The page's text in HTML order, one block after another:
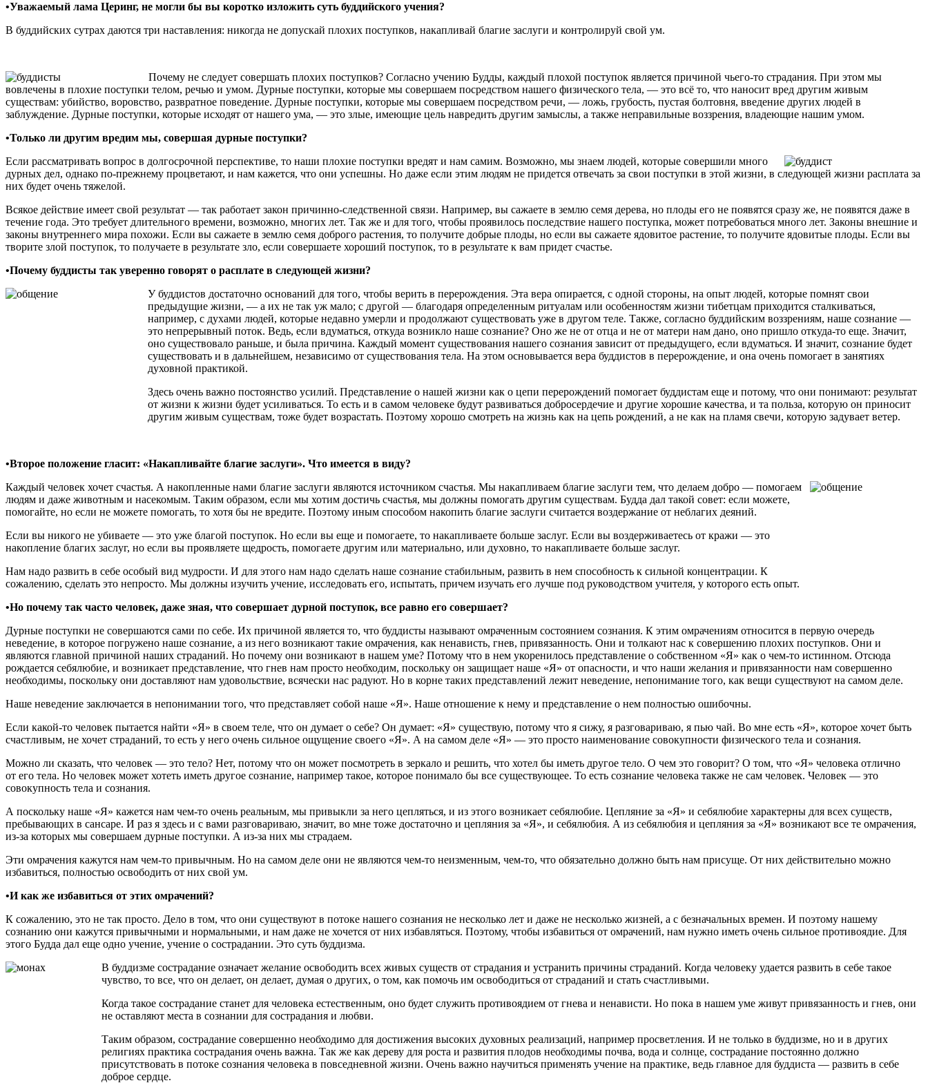
•Уважаемый лама Церинг, не могли бы вы коротко изложить суть буддийского учения?
В буддийских сутрах даются три наставления: никогда не допускай плохих поступков, накапливай благие заслуги и контролируй свой ум.
Почему не следует совершать плохих поступков? Согласно учению Будды, каждый плохой поступок является причиной чьего-то страдания. При этом мы
вовлечены в плохие поступки телом, речью и умом. Дурные поступки, которые мы совершаем посредством нашего физического тела, — это всё то, что наносит вред другим живым
существам: убийство, воровство, развратное поведение. Дурные поступки, которые мы совершаем посредством речи, — ложь, грубость, пустая болтовня, введение других людей в
заблуждение. Дурные поступки, которые исходят от нашего ума, — это злые, имеющие цель навредить другим замыслы, а также неправильные воззрения, владеющие нашим умом.
•Только ли другим вредим мы, совершая дурные поступки?
Если рассматривать вопрос в долгосрочной перспективе, то наши плохие поступки вредят и нам самим. Возможно, мы знаем людей, которые совершили много
дурных дел, однако по-прежнему процветают, и нам кажется, что они успешны. Но даже если этим людям не придется отвечать за свои поступки в этой жизни, в следующей жизни расплата за
них будет очень тяжелой.
Всякое действие имеет свой результат — так работает закон причинно-следственной связи. Например, вы сажаете в землю семя дерева, но плоды его не появятся сразу же, не появятся даже в
течение года. Это требует длительного времени, возможно, многих лет. Так же и для того, чтобы проявилось последствие нашего поступка, может потребоваться много лет. Законы внешние и
законы внутреннего мира похожи. Если вы сажаете в землю семя доброго растения, то получите добрые плоды, но если вы сажаете ядовитое растение, то получите ядовитые плоды. Если вы
творите злой поступок, то получаете в результате зло, если совершаете хороший поступок, то в результате к вам придет счастье.
•Почему буддисты так уверенно говорят о расплате в следующей жизни?
У буддистов достаточно оснований для того, чтобы верить в перерождения. Эта вера опирается, с одной стороны, на опыт людей, которые помнят свои
предыдущие жизни, — а их не так уж мало; с другой — благодаря определенным ритуалам или особенностям жизни тибетцам приходится сталкиваться,
например, с духами людей, которые недавно умерли и продолжают существовать уже в другом теле. Также, согласно буддийским воззрениям, наше сознание —
это непрерывный поток. Ведь, если вдуматься, откуда возникло наше сознание? Оно же не от отца и не от матери нам дано, оно пришло откуда-то еще. Значит,
оно существовало раньше, и была причина. Каждый момент существования нашего сознания зависит от предыдущего, если вдуматься. И значит, сознание будет
существовать и в дальнейшем, независимо от существования тела. На этом основывается вера буддистов в перерождение, и она очень помогает в занятиях
духовной практикой.
Здесь очень важно постоянство усилий. Представление о нашей жизни как о цепи перерождений помогает буддистам еще и потому, что они понимают: результат
от жизни к жизни будет усиливаться. То есть и в самом человеке будут развиваться добросердечие и другие хорошие качества, и та польза, которую он приносит
другим живым существам, тоже будет возрастать. Поэтому хорошо смотреть на жизнь как на цепь рождений, а не как на пламя свечи, которую задувает ветер.
•Второе положение гласит: «Накапливайте благие заслуги». Что имеется в виду?
Каждый человек хочет счастья. А накопленные нами благие заслуги являются источником счастья. Мы накапливаем благие заслуги тем, что делаем добро — помогаем
людям и даже животным и насекомым. Таким образом, если мы хотим достичь счастья, мы должны помогать другим существам. Будда дал такой совет: если можете,
помогайте, но если не можете помогать, то хотя бы не вредите. Поэтому иным способом накопить благие заслуги считается воздержание от неблагих деяний.
Если вы никого не убиваете — это уже благой поступок. Но если вы еще и помогаете, то накапливаете больше заслуг. Если вы воздерживаетесь от кражи — это
накопление благих заслуг, но если вы проявляете щедрость, помогаете другим или материально, или духовно, то накапливаете больше заслуг.
Нам надо развить в себе особый вид мудрости. И для этого нам надо сделать наше сознание стабильным, развить в нем способность к сильной концентрации. К
сожалению, сделать это непросто. Мы должны изучить учение, исследовать его, испытать, причем изучать его лучше под руководством учителя, у которого есть опыт.
•Но почему так часто человек, даже зная, что совершает дурной поступок, все равно его совершает?
Дурные поступки не совершаются сами по себе. Их причиной является то, что буддисты называют омраченным состоянием сознания. К этим омрачениям относится в первую очередь
неведение, в которое погружено наше сознание, а из него возникают такие омрачения, как ненависть, гнев, привязанность. Они и толкают нас к совершению плохих поступков. Они и
являются главной причиной наших страданий. Но почему они возникают в нашем уме? Потому что в нем укоренилось представление о собственном «Я» как о чем-то истинном. Отсюда
рождается себялюбие, и возникает представление, что гнев нам просто необходим, поскольку он защищает наше «Я» от опасности, и что наши желания и привязанности нам совершенно
необходимы, поскольку они доставляют нам удовольствие, всячески нас радуют. Но в корне таких представлений лежит неведение, непонимание того, как вещи существуют на самом деле.
Наше неведение заключается в непонимании того, что представляет собой наше «Я». Наше отношение к нему и представление о нем полностью ошибочны.
Если какой-то человек пытается найти «Я» в своем теле, что он думает о себе? Он думает: «Я» существую, потому что я сижу, я разговариваю, я пью чай. Во мне есть «Я», которое хочет быть
счастливым, не хочет страданий, то есть у него очень сильное ощущение своего «Я». А на самом деле «Я» — это просто наименование совокупности физического тела и сознания.
Можно ли сказать, что человек — это тело? Нет, потому что он может посмотреть в зеркало и решить, что хотел бы иметь другое тело. О чем это говорит? О том, что «Я» человека отлично
от его тела. Но человек может хотеть иметь другое сознание, например такое, которое понимало бы все существующее. То есть сознание человека также не сам человек. Человек — это
совокупность тела и сознания.
А поскольку наше «Я» кажется нам чем-то очень реальным, мы привыкли за него цепляться, и из этого возникает себялюбие. Цепляние за «Я» и себялюбие характерны для всех существ,
пребывающих в сансаре. И раз я здесь и с вами разговариваю, значит, во мне тоже достаточно и цепляния за «Я», и себялюбия. А из себялюбия и цепляния за «Я» возникают все те омрачения,
из-за которых мы совершаем дурные поступки. А из-за них мы страдаем.
Эти омрачения кажутся нам чем-то привычным. Но на самом деле они не являются чем-то неизменным, чем-то, что обязательно должно быть нам присуще. От них действительно можно
избавиться, полностью освободить от них свой ум.
•И как же избавиться от этих омрачений?
К сожалению, это не так просто. Дело в том, что они существуют в потоке нашего сознания не несколько лет и даже не несколько жизней, а с безначальных времен. И поэтому нашему
сознанию они кажутся привычными и нормальными, и нам даже не хочется от них избавляться. Поэтому, чтобы избавиться от омрачений, нам нужно иметь очень сильное противоядие. Для
этого Будда дал еще одно учение, учение о сострадании. Это суть буддизма.
В буддизме сострадание означает желание освободить всех живых существ от страдания и устранить причины страданий. Когда человеку удается развить в себе такое
чувство, то все, что он делает, он делает, думая о других, о том, как помочь им освободиться от страданий и стать счастливыми.
Когда такое сострадание станет для человека естественным, оно будет служить противоядием от гнева и ненависти. Но пока в нашем уме живут привязанность и гнев, они
не оставляют места в сознании для сострадания и любви.
Таким образом, сострадание совершенно необходимо для достижения высоких духовных реализаций, например просветления. И не только в буддизме, но и в других
религиях практика сострадания очень важна. Так же как дереву для роста и развития плодов необходимы почва, вода и солнце, сострадание постоянно должно
присутствовать в потоке сознания человека в повседневной жизни. Очень важно научиться применять учение на практике, ведь главное для буддиста — развить в себе
доброе сердце.